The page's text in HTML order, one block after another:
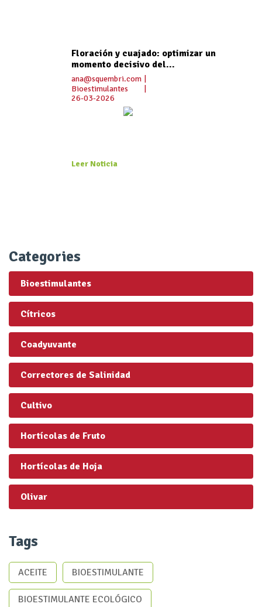
Floración y cuajado: optimizar un
momento decisivo del...
ana@squembri.com
Bioestimulantes
26-03-2026
Leer Noticia
Categories
Bioestimulantes
Cítricos
Coadyuvante
Correctores de Salinidad
Cultivo
Hortícolas de Fruto
Hortícolas de Hoja
Olivar
Tags
ACEITE BIOESTIMULANTE
BIOESTIMULANTE ECOLÓGICO